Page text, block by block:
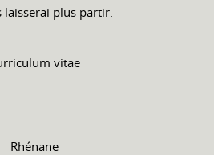
laisserai plus partir.
vitae
Rhénane